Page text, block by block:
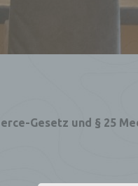
Gesetz und § 25